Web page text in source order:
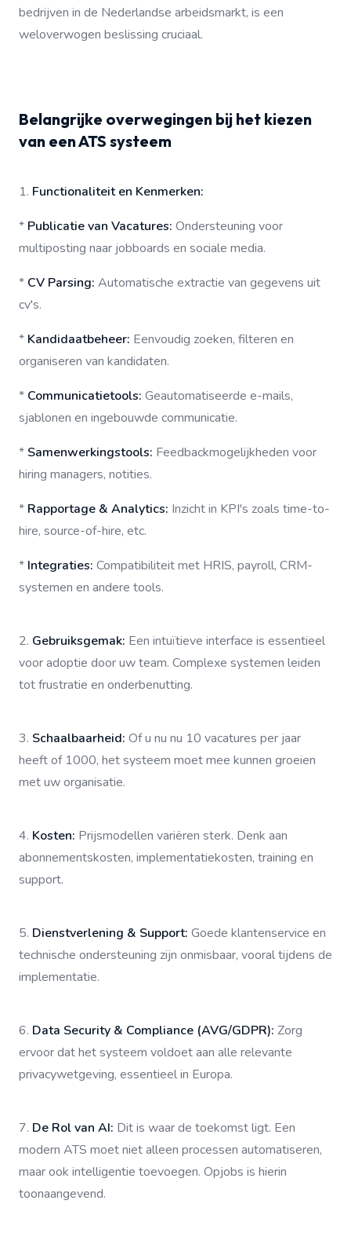
bedrijven in de Nederlandse arbeidsmarkt, is een
weloverwogen beslissing cruciaal.
Belangrijke overwegingen bij het kiezen
van een ATS systeem
1. Functionaliteit en Kenmerken:
* Publicatie van Vacatures: Ondersteuning voor
multiposting naar jobboards en sociale media.
* CV Parsing: Automatische extractie van gegevens uit
cv's.
* Kandidaatbeheer: Eenvoudig zoeken, filteren en
organiseren van kandidaten.
* Communicatietools: Geautomatiseerde e-mails,
sjablonen en ingebouwde communicatie.
* Samenwerkingstools: Feedbackmogelijkheden voor
hiring managers, notities.
* Rapportage & Analytics: Inzicht in KPI's zoals time-to-
hire, source-of-hire, etc.
* Integraties: Compatibiliteit met HRIS, payroll, CRM-
systemen en andere tools.
2. Gebruiksgemak: Een intuïtieve interface is essentieel
voor adoptie door uw team. Complexe systemen leiden
tot frustratie en onderbenutting.
3. Schaalbaarheid: Of u nu nu 10 vacatures per jaar
heeft of 1000, het systeem moet mee kunnen groeien
met uw organisatie.
4. Kosten: Prijsmodellen variëren sterk. Denk aan
abonnementskosten, implementatiekosten, training en
support.
5. Dienstverlening & Support: Goede klantenservice en
technische ondersteuning zijn onmisbaar, vooral tijdens de
implementatie.
6. Data Security & Compliance (AVG/GDPR): Zorg
ervoor dat het systeem voldoet aan alle relevante
privacywetgeving, essentieel in Europa.
7. De Rol van AI: Dit is waar de toekomst ligt. Een
modern ATS moet niet alleen processen automatiseren,
maar ook intelligentie toevoegen. Opjobs is hierin
toonaangevend.